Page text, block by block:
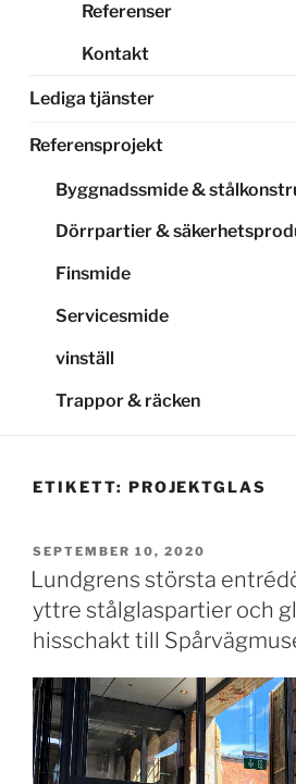
Referenser
Kontakt
Lediga tjänster
Referensprojekt
Byggnadssmide &
Dörrpartier &
Finsmide
Servicesmide
vinställ
Trappor & räcken
ETIKETT: PROJEKTGLAS
PUBLICERAT
SEPTEMBER 10, 2020
Lundgrens största
yttre stålglaspartier och
hisschakt till